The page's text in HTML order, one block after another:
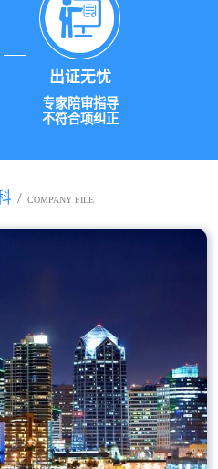
出证无忧
专家陪审指导
不符合项纠正
/ COMPANY FILE